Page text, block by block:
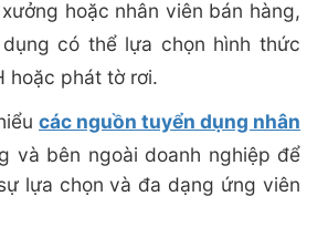
hoặc nhân viên bán hàng,
có thể lựa chọn hình thức
hoặc phát tờ rơi.
các nguồn tuyển dụng nhân
và bên ngoài doanh nghiệp để
lựa chọn và đa dạng ứng viên